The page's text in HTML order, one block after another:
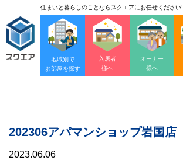
住まいと暮らしのことならスクエアにお任せください!
地域別で
お部屋を探す
入居者
様へ
オーナー
様へ
202306アパマンショップ岩国店
2023.06.06